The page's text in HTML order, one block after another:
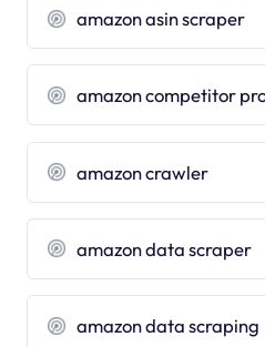
amazon asin scraper
amazon competitor
amazon crawler
amazon data scraper
amazon data scraping